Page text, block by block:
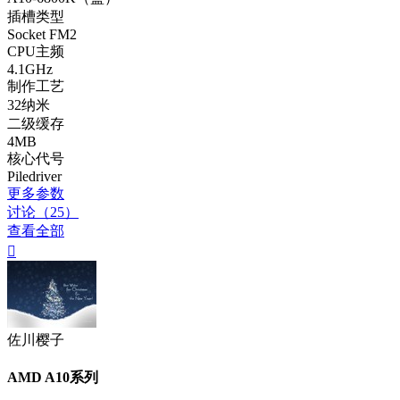
插槽类型
Socket FM2
CPU主频
4.1GHz
制作工艺
32纳米
二级缓存
4MB
核心代号
Piledriver
更多参数
讨论（25）
查看全部

佐川樱子
AMD A10系列